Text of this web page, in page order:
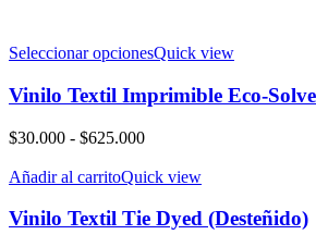
Seleccionar opcionesQuick view
Vinilo Textil Imprimible Eco-
$30.000 - $625.000Rango
precios:
$30.000
hasta
Añadir al carritoQuick view
Vinilo Textil Tie Dyed (Desteñido)